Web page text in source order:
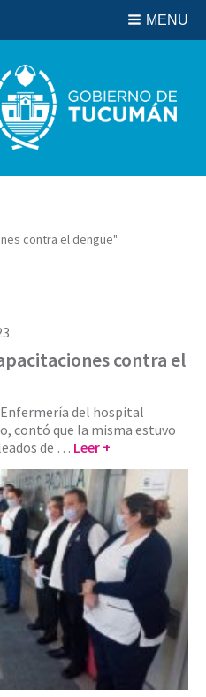
MENU
contra el dengue"
contra el
del hospital
contó que la misma estuvo
de … Leer +